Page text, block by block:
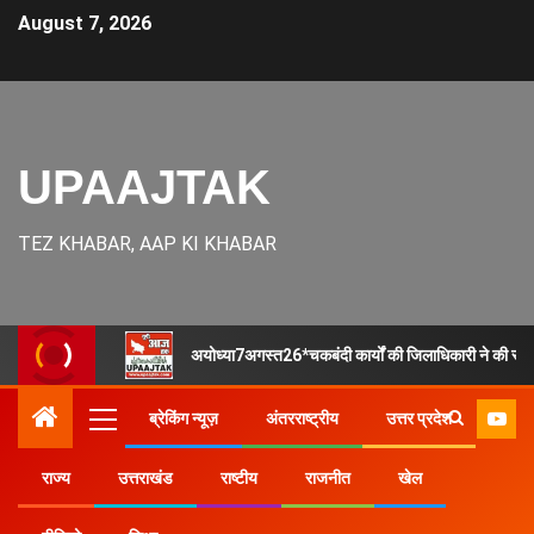
August 7, 2026
UPAAJTAK
TEZ KHABAR, AAP KI KHABAR
अयोध्या7अगस्त26*चकबंदी कार्यों की जिलाधिकारी ने की
ब्रेकिंग न्यूज़ अंतरराष्ट्रीय उत्तर प्रदेश
राज्य उत्तराखंड राष्टीय राजनीत खेल